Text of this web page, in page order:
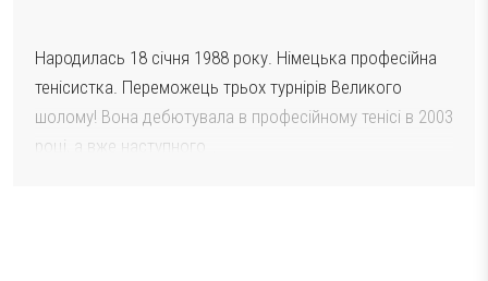
Народилась 18 січня 1988 року. Німецька професійна
тенісистка. Переможець трьох турнірів Великого
шолому! Вона дебютувала в професійному тенісі в 2003
році, а вже наступного…